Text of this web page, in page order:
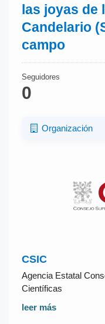
las joyas de
Candelario
campo
Seguidores
0
Organización
CSIC
Agencia Estatal
Científicas
leer más